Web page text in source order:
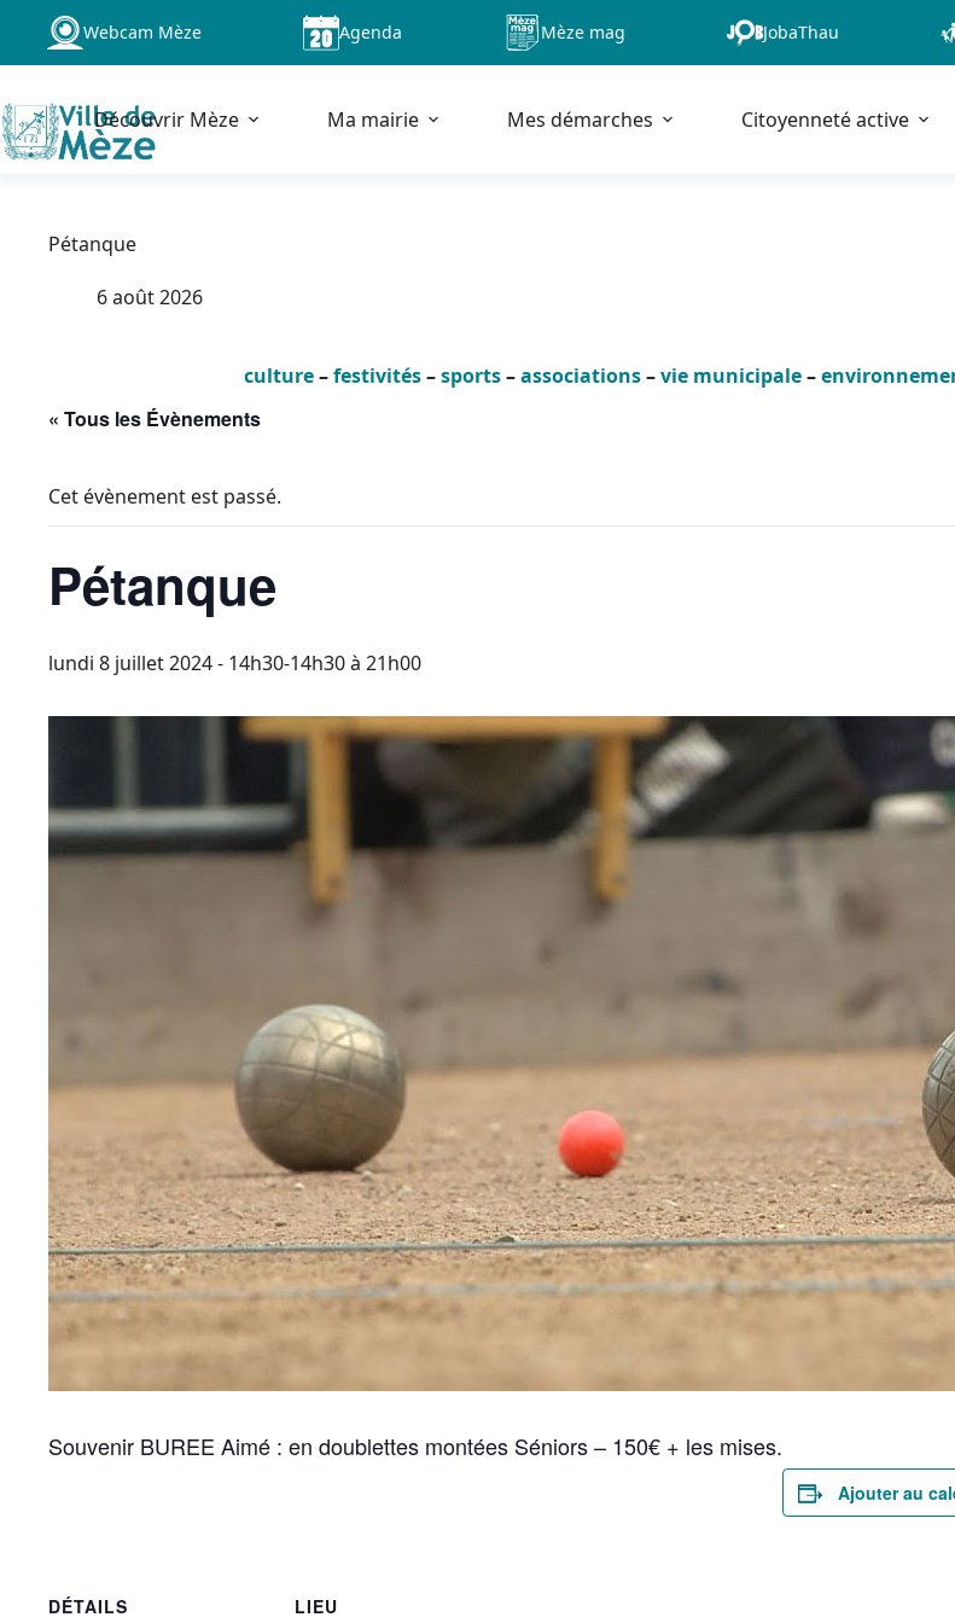
Passer
contenu
Webcam Mèze Agenda Mèze mag JobaThau
Découvrir Mèze Ma mairie Mes démarches Citoyenneté active
Pétanque
6 août 2026
culture–festivités–sports–associations–vie municipale–
« Tous les Évènements
Cet évènement est passé.
Pétanque
lundi 8 juillet 2024 - 14h30-14h30à 21h00
Souvenir BUREE Aimé : en doublettes montées Séniors – 150€ + les mises.
Ajouter au
DÉTAILS
LIEU